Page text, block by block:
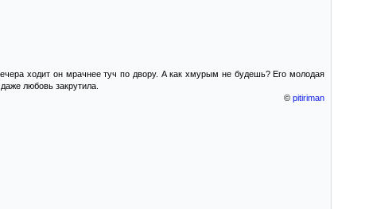
ходит он мрачнее туч по двору. А как хмурым не будешь? Его молодая
любовь закрутила.
© pitiriman